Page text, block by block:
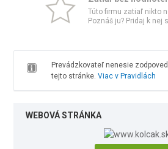
Túto firmu zatiaľ nikto
Poznáš ju? Pridaj k nej
Prevádzkovateľ nenesie
tejto stránke. Viac v Pravidlách
WEBOVÁ STRÁNKA